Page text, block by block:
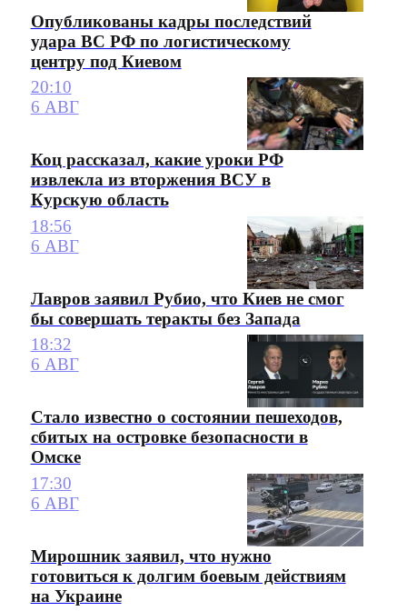
Опубликованы кадры последствий
удара ВС РФ по логистическому
центру под Киевом
20:10
6 АВГ
Коц рассказал, какие уроки РФ
извлекла из вторжения ВСУ в
Курскую область
18:56
6 АВГ
Лавров заявил Рубио, что Киев не смог
бы совершать теракты без Запада
18:32
6 АВГ
Стало известно о состоянии пешеходов,
сбитых на островке безопасности в
Омске
17:30
6 АВГ
Мирошник заявил, что нужно
готовиться к долгим боевым действиям
на Украине